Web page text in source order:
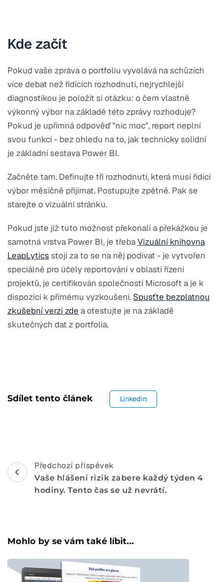
Kde začít
Pokud vaše zpráva o portfoliu vyvolává na schůzích
více debat než řídících rozhodnutí, nejrychlejší
diagnostikou je položit si otázku: o čem vlastně
výkonný výbor na základě této zprávy rozhoduje?
Pokud je upřímná odpověď "nic moc", report neplní
svou funkci - bez ohledu na to, jak technicky solidní
je základní sestava Power BI.
Začněte tam. Definujte tři rozhodnutí, která musí řídící
výbor měsíčně přijímat. Postupujte zpětně. Pak se
starejte o vizuální stránku.
Pokud jste již tuto možnost překonali a překážkou je
samotná vrstva Power BI, je třebaVizuální knihovna
LeapLytics stojí za to se na něj podívat - je vytvořen
speciálně pro účely reportování v oblasti řízení
projektů, je certifikován společností Microsoft a je k
dispozici k přímému vyzkoušení. Spusťte bezplatnou
zkušební verzi zde a otestujte je na základě
skutečných dat z portfolia.
Sdílet tento článek Linkedin
Navigace
pro
Předchozí příspěvek
Vaše hlášení rizik zabere každý týden 4
hodiny. Tento čas se už nevrátí.
Mohlo by se vám také líbit...